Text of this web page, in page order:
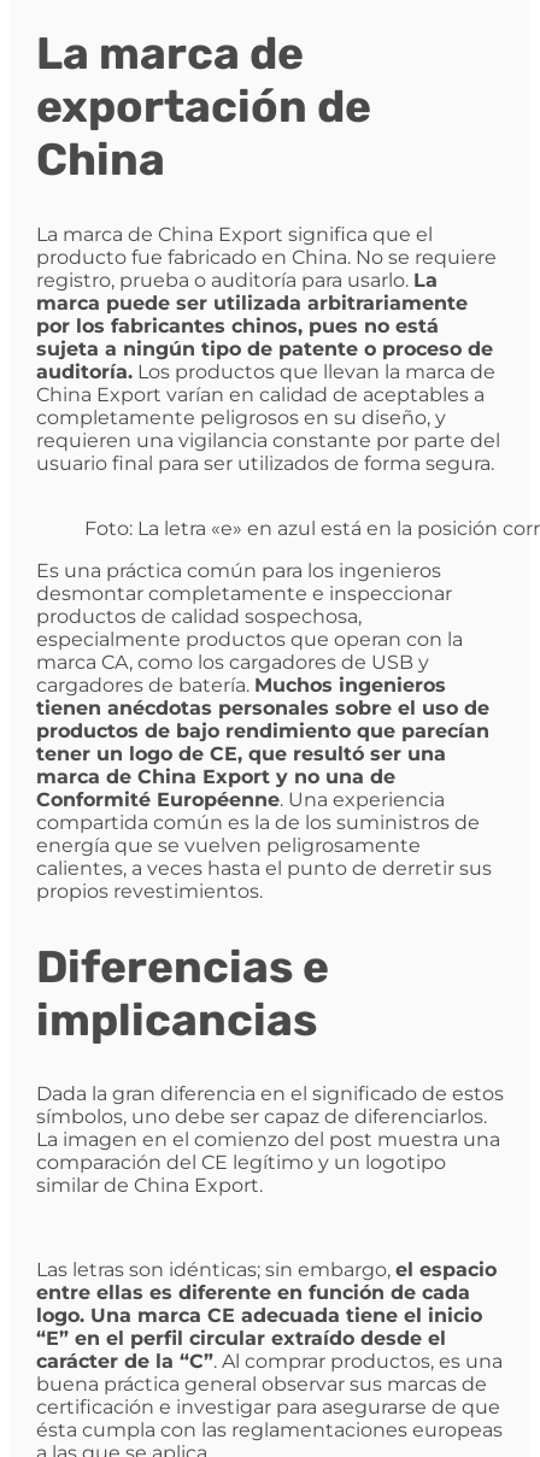
La marca de
exportación de
China
La marca de China Export significa que el
producto fue fabricado en China. No se requiere
registro, prueba o auditoría para usarlo. La
marca puede ser utilizada arbitrariamente
por los fabricantes chinos, pues no está
sujeta a ningún tipo de patente o proceso de
auditoría.Los productos que llevan la marca de
China Export varían en calidad de aceptables a
completamente peligrosos en su diseño, y
requieren una vigilancia constante por parte del
usuario final para ser utilizados de forma segura.
Foto: La letra «e» en azul está en la posición
Es una práctica común para los ingenieros
desmontar completamente e inspeccionar
productos de calidad sospechosa,
especialmente productos que operan con la
marca CA, como los cargadores de USB y
cargadores de batería. Muchos ingenieros
tienen anécdotas personales sobre el uso de
productos de bajo rendimiento que parecían
tener un logo de CE, que resultó ser una
marca de China Export y no una de
Conformité Européenne. Una experiencia
compartida común es la de los suministros de
energía que se vuelven peligrosamente
calientes, a veces hasta el punto de derretir sus
propios revestimientos.
Diferencias e
implicancias
Dada la gran diferencia en el significado de estos
símbolos, uno debe ser capaz de diferenciarlos.
La imagen en el comienzo del post muestra una
comparación del CE legítimo y un logotipo
similar de China Export.
Las letras son idénticas; sin embargo, el espacio
entre ellas es diferente en función de cada
logo. Una marca CE adecuada tiene el inicio
“E” en el perfil circular extraído desde el
carácter de la “C”. Al comprar productos, es una
buena práctica general observar sus marcas de
certificación e investigar para asegurarse de que
ésta cumpla con las reglamentaciones europeas